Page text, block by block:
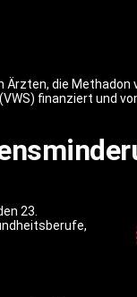
die
finanziert und
23.